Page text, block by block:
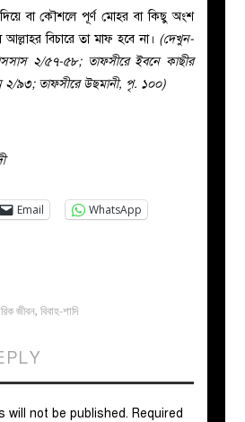
দিয়ে বা কৌশলে পূর্ণ মোহর বা কিছু অংশ
বিচারে তা মাফ হবে না। (দেখুন-
২/৫৭-৫৮; তাফসীরে ইবনে কাছীর
৯৩; তাফসীরে উছমানী, পৃ. ১০০)
Email
WhatsApp
জীবন, বিবাহ-শাদি
will not be published. Required